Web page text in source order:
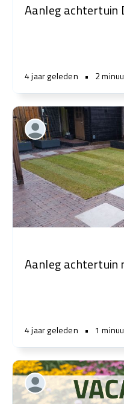
Aanleg achtertuin
4 jaar geleden • 2
Aanleg achtertuin
4 jaar geleden • 1